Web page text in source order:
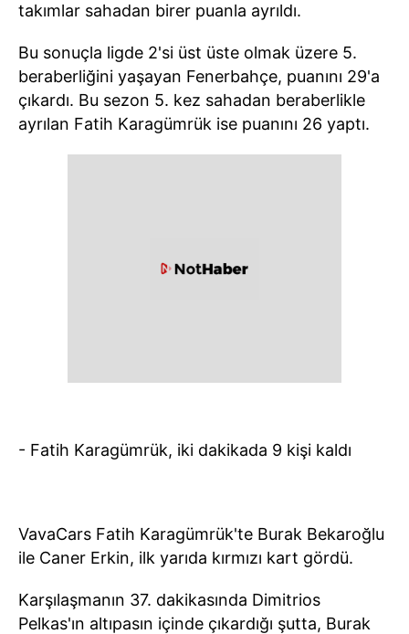
takımlar sahadan birer puanla ayrıldı.
Bu sonuçla ligde 2'si üst üste olmak üzere 5.
beraberliğini yaşayan Fenerbahçe, puanını 29'a
çıkardı. Bu sezon 5. kez sahadan beraberlikle
ayrılan Fatih Karagümrük ise puanını 26 yaptı.
- Fatih Karagümrük, iki dakikada 9 kişi kaldı
VavaCars Fatih Karagümrük'te Burak Bekaroğlu
ile Caner Erkin, ilk yarıda kırmızı kart gördü.
Karşılaşmanın 37. dakikasında Dimitrios
Pelkas'ın altıpasın içinde çıkardığı şutta, Burak